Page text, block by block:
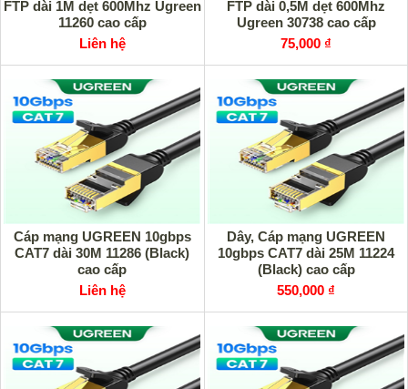
FTP dài 1M dẹt 600Mhz Ugreen
11260 cao cấp
Liên hệ
FTP dài 0,5M dẹt 600Mhz
Ugreen 30738 cao cấp
75,000 ₫
Cáp mạng UGREEN 10gbps
CAT7 dài 30M 11286 (Black)
cao cấp
Liên hệ
Dây, Cáp mạng UGREEN
10gbps CAT7 dài 25M 11224
(Black) cao cấp
550,000 ₫